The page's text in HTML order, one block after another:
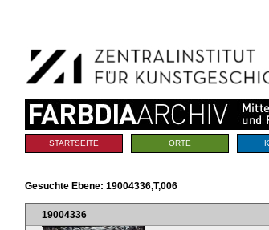
Navigation
Sektionen
STARTSEITE ORTE
Gesuchte Ebene: 19004336,T,006
19004336